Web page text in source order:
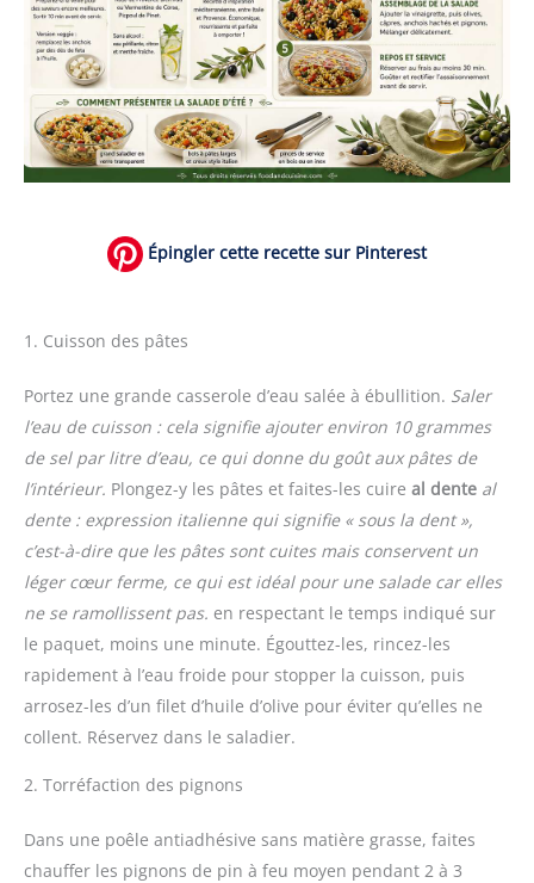
Épingler cette recette sur Pinterest
1. Cuisson des pâtes
Portez une grande casserole d’eau salée à ébullition. Saler
l’eau de cuisson : cela signifie ajouter environ 10 grammes
de sel par litre d’eau, ce qui donne du goût aux pâtes de
l’intérieur. Plongez-y les pâtes et faites-les cuire al dente al
dente : expression italienne qui signifie « sous la dent »,
c’est-à-dire que les pâtes sont cuites mais conservent un
léger cœur ferme, ce qui est idéal pour une salade car elles
ne se ramollissent pas. en respectant le temps indiqué sur
le paquet, moins une minute. Égouttez-les, rincez-les
rapidement à l’eau froide pour stopper la cuisson, puis
arrosez-les d’un filet d’huile d’olive pour éviter qu’elles ne
collent. Réservez dans le saladier.
2. Torréfaction des pignons
Dans une poêle antiadhésive sans matière grasse, faites
chauffer les pignons de pin à feu moyen pendant 2 à 3